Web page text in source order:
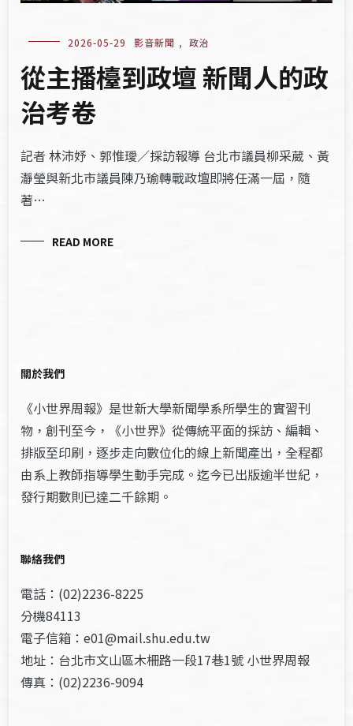
2026-05-29 影音新聞 , 政治
從主播檯到政壇 新聞人的政
治考卷
記者 林沛妤、郭惟璦／採訪報導 台北市議員柳采葳、黃
瀞瑩與新北市議員陳乃瑜轉戰政壇即將任滿一屆，隨
著…
READ MORE
關於我們
《小世界周報》是世新大學新聞學系所學生的實習刊
物，創刊至今，《小世界》從傳統平面的採訪、編輯、
排版至印刷，逐步走向數位化的線上新聞產出，全程都
由系上教師指導學生動手完成。迄今已出版逾半世紀，
發行期數則已達二千餘期。
聯絡我們
電話：(02)2236-8225
分機84113
電子信箱：e01@mail.shu.edu.tw
地址：台北市文山區木柵路一段17巷1號 小世界周報
傳真：(02)2236-9094